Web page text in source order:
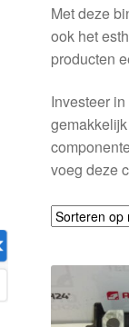
Met deze
ook het
producten
Investeer
voeg deze